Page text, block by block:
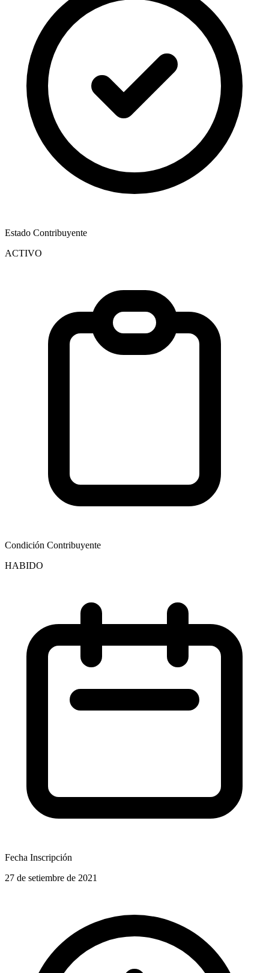
Estado Contribuyente
ACTIVO
Condición Contribuyente
HABIDO
Fecha Inscripción
27 de setiembre de 2021